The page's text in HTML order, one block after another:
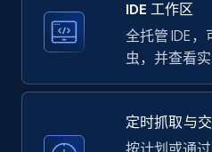
LinkedIn company
ID, Name, Country code,
Employees in linkedin,
IDE 工作区
全托管 IDE
虫，并查看实
定时抓取与